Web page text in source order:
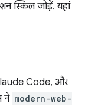
स्किल जोड़ें. यहां
Code, और
ने modern-web-